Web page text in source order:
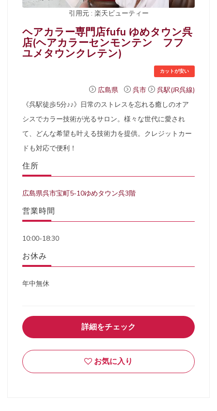
引用元 : 楽天ビューティー
ヘアカラー専門店fufu ゆめタウン呉
店(ヘアカラーセンモンテン フフ
ユメタウンクレテン)
カットが安い
広島県 呉市
呉駅(JR呉線)
《呉駅徒歩5分♪♪》日常のストレスを忘れる癒しのオア
シスでカラー技術が光るサロン。様々な世代に愛され
て、どんな希望も叶える技術力を提供。クレジットカー
ドも対応で便利！
住所
広島県呉市宝町5-10ゆめタウン呉3階
営業時間
10:00-18:30
お休み
年中無休
詳細をチェック
お気に入り